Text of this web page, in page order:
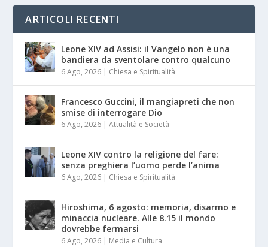
ARTICOLI RECENTI
Leone XIV ad Assisi: il Vangelo non è una
bandiera da sventolare contro qualcuno
6 Ago, 2026 | Chiesa e Spiritualità
Francesco Guccini, il mangiapreti che non
smise di interrogare Dio
6 Ago, 2026 |Attualità e Società
Leone XIV contro la religione del fare:
senza preghiera l’uomo perde l’anima
6 Ago, 2026 | Chiesa e Spiritualità
Hiroshima, 6 agosto: memoria, disarmo e
minaccia nucleare. Alle 8.15 il mondo
dovrebbe fermarsi
6 Ago, 2026 | Media e Cultura